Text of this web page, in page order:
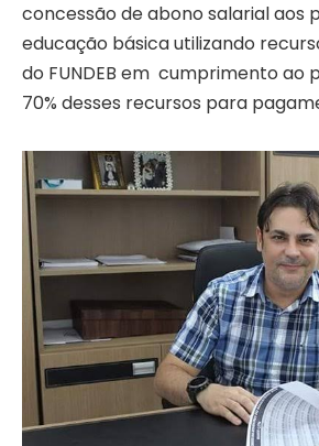
concessão de abono salarial aos
educação básica utilizando
do FUNDEB em cumprimento ao
70% desses recursos para